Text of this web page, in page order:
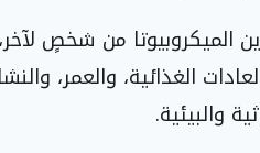
الميكروبيوتا من شخصٍ
الغذائية، والعمر،
والبيئية.